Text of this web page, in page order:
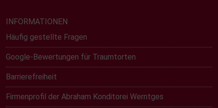
INFORMATIONEN
Häufig gestellte Fragen
Google-Bewertungen für Traumtorten
Barrierefreiheit
Firmenprofil der Abraham Konditorei Werntges